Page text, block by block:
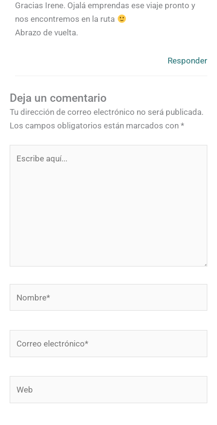
Gracias Irene. Ojalá emprendas ese viaje pronto y
nos encontremos en la ruta
Abrazo de vuelta.
Responder
Deja un comentario
Tu dirección de correo electrónico no será publicada.
Los campos obligatorios están marcados con *
aquí...